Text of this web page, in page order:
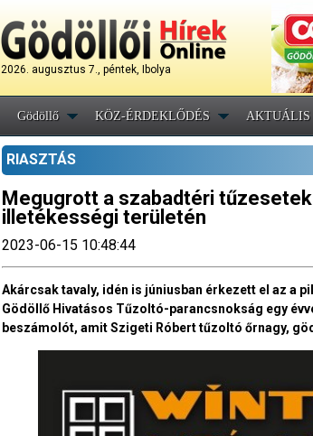
2026. augusztus 7., péntek, Ibolya
Gödöllő KÖZ-ÉRDEKLŐDÉS AKTUÁLIS
RIASZTÁS
Megugrott a szabadtéri
illetékességi területén
2023-06-15 10:48:44
Akárcsak tavaly, idén is júniusban érkezett el az a
Gödöllő Hivatásos Tűzoltó-parancsnokság egy
beszámolót, amit Szigeti Róbert tűzoltó őrnagy,